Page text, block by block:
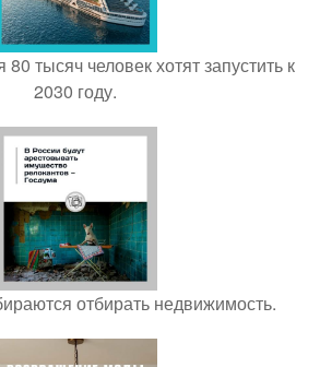
тысяч человек хотят запустить к
2030 году.
отбирать недвижимость.